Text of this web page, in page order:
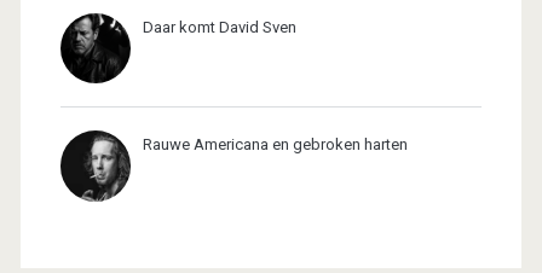
Daar komt David Sven
Rauwe Americana en gebroken harten